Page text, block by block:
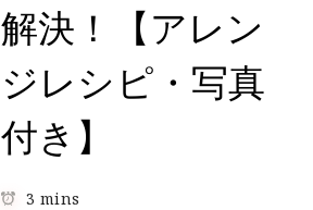
解決！【アレン
ジレシピ・写真
付き】
3 mins